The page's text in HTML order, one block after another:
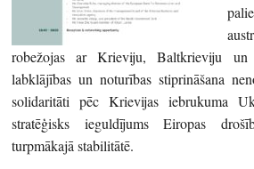
robežojas ar Krieviju, Baltkrieviju
labklājības un noturības stiprināšana
solidaritāti pēc Krievijas iebrukuma
stratēģisks ieguldījums Eiropas
turpmākajā stabilitātē.